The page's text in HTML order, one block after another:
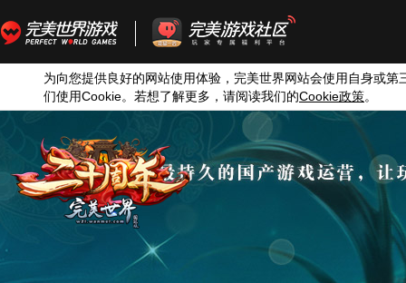
为向您提供良好的网站使用体验，完美世界网站会使用自身或第
们使用Cookie。若想了解更多，请阅读我们的Cookie政策。